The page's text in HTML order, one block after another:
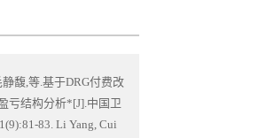
馥,等.基于DRG付费改
亏结构分析*[J].中国卫
83. Li Yang, Cui